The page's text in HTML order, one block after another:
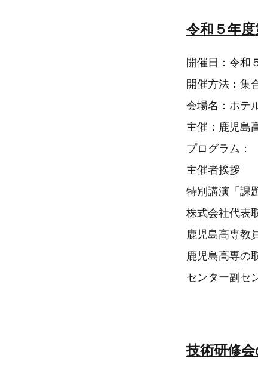
令和５年
開催日：令和
開催方法：集
会場名：ホテ
主催：鹿児島
プログラム：
主催者挨拶
特別講演「課
株式会社代表
鹿児島高専教
鹿児島高専の
センター副セ
技術研修